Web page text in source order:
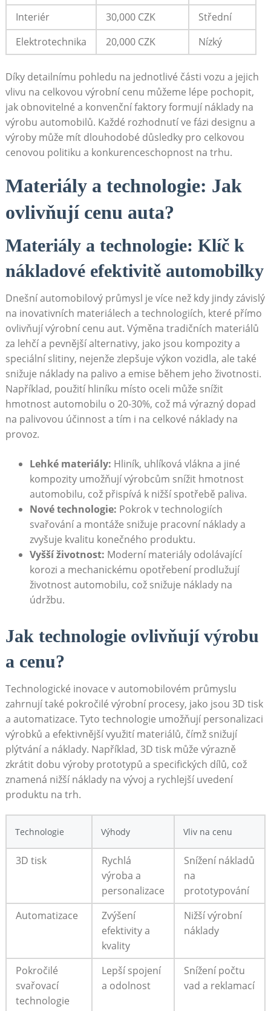
Interiér 30,000‍ CZK
Střední
Elektrotechnika
20,000 CZK Nízký
Díky detailnímu pohledu na jednotlivé části vozu a jejich
vlivu na celkovou výrobní cenu můžeme lépe pochopit,
jak obnovitelné‍ a konvenční faktory formují náklady na
‍výrobu automobilů. Každé rozhodnutí ve fázi⁤ designu a
výroby⁤ může mít dlouhodobé důsledky pro celkovou
cenovou politiku a konkurenceschopnost ​na trhu.
Materiály‌ a ⁢technologie: Jak
ovlivňují‌ cenu auta?
Materiály a technologie: ⁤Klíč k
nákladové‍ efektivitě automobilky
Dnešní automobilový průmysl je více než kdy ‌jindy ⁣závislý
na inovativních materiálech a technologiích,‌ které ⁢přímo
ovlivňují výrobní cenu aut. Výměna tradičních materiálů
za lehčí a pevnější alternativy, jako jsou kompozity a
speciální slitiny, nejenže zlepšuje výkon vozidla, ale také
⁢snižuje náklady na palivo a emise během jeho životnosti.
Například,​ použití hliníku místo oceli může snížit
hmotnost automobilu o 20-30%, což má výrazný dopad
na palivovou účinnost a⁤ tím i na celkové náklady na
provoz.
Lehké materiály: Hliník, uhlíková‍ vlákna a jiné
kompozity umožňují výrobcům snížit hmotnost
automobilu, což přispívá k nižší spotřebě paliva.
Nové ⁢technologie: Pokrok v technologiích ​
svařování⁤ a montáže snižuje pracovní náklady a
zvyšuje kvalitu⁤ konečného produktu.
Vyšší životnost: Moderní materiály ⁣odolávající
korozi a mechanickému opotřebení prodlužují
⁤životnost automobilu, což snižuje náklady na
údržbu.
Jak technologie ‍ovlivňují výrobu
a cenu?
Technologické inovace v‌ automobilovém průmyslu
zahrnují také pokročilé výrobní procesy, jako jsou 3D tisk
a automatizace. Tyto technologie umožňují personalizaci
výrobků a efektivnější⁢ využití materiálů, čímž snižují
plýtvání a náklady. Například, 3D tisk může výrazně
zkrátit dobu výroby prototypů a specifických ‍dílů, což
znamená nižší náklady na vývoj a rychlejší uvedení‌
produktu​ na trh.
Technologie Výhody Vliv‍ na‌ cenu
3D⁢ tisk
Rychlá
výroba a
personalizace
Snížení nákladů
na
prototypování
Automatizace
Zvýšení‍
efektivity a
⁢kvality
Nižší výrobní
náklady
Pokročilé
svařovací
technologie
Lepší spojení
a odolnost
Snížení počtu
vad a reklamací